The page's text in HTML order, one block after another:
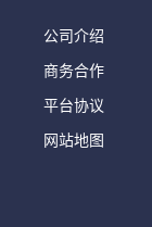
公司介绍
商务合作
平台协议
网站地图